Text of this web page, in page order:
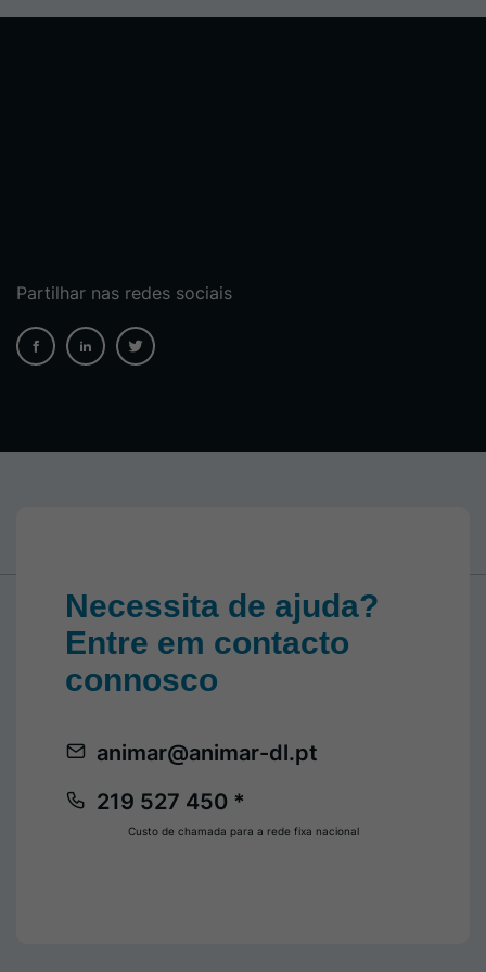
Partilhar nas redes sociais
Necessita de ajuda?
Entre em contacto
connosco
219 527 450 *
animar@animar-dl.pt
Custo de chamada para a rede fixa nacional